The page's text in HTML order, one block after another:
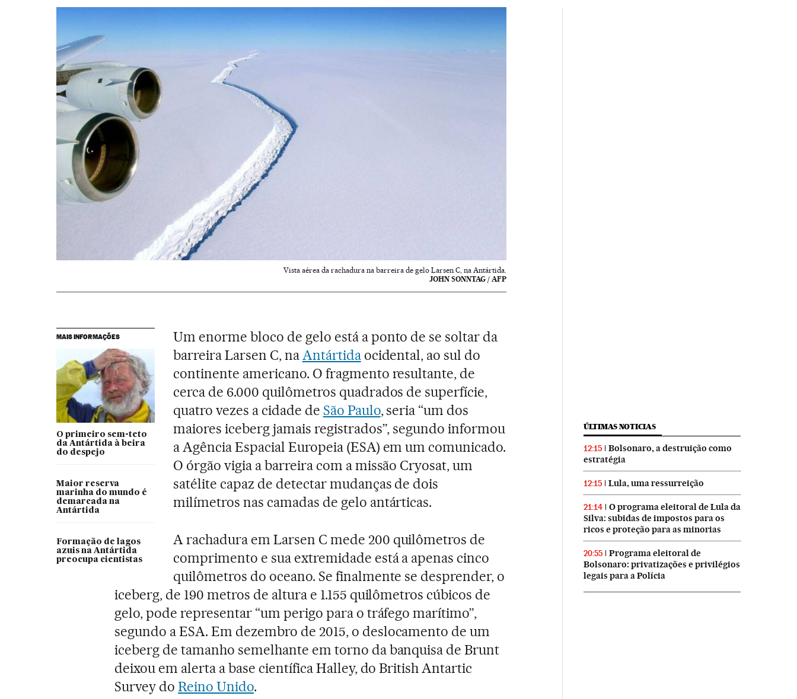
Vista aérea da rachadura na barreira de gelo Larsen C, na Antártida.
JOHN SONNTAG / AFP
MAIS INFORMAÇÕES
O primeiro sem-teto
da Antártida à beira
do despejo
Maior reserva
marinha do mundo é
demarcada na
Antártida
Formação de lagos
azuis na Antártida
preocupa cientistas
Um enorme bloco de gelo está a ponto de se soltar da
barreira Larsen C, naAntártidaocidental, ao sul do
continente americano. O fragmento resultante, de
cerca de 6.000 quilômetros quadrados de superfície,
quatro vezes a cidade de São Paulo, seria “um dos
maiores iceberg jamais registrados”, segundo informou
a Agência Espacial Europeia (ESA) em um comunicado.
O órgão vigia a barreira com a missão Cryosat, um
satélite capaz de detectar mudanças de dois
milímetros nas camadas de gelo antárticas.
A rachadura em Larsen C mede 200 quilômetros de
comprimento e sua extremidade está a apenas cinco
quilômetros do oceano. Se finalmente se desprender, o
iceberg, de 190 metros de altura e 1.155 quilômetros cúbicos de
gelo, pode representar “um perigo para o tráfego marítimo”,
segundo a ESA. Em dezembro de 2015, o deslocamento de um
iceberg de tamanho semelhante em torno da banquisa de Brunt
deixou em alerta a base científica Halley, do British Antartic
Survey doReino Unido.
ÚLTIMAS NOTICIAS
12:15
Bolsonaro, a destruição como
estratégia
12:15 Lula, uma ressurreição
21:14
O programa eleitoral de Lula da
Silva: subidas de impostos para os
ricos e proteção para as minorias
20:55
Programa eleitoral de
Bolsonaro: privatizações e privilégios
legais para a Polícia